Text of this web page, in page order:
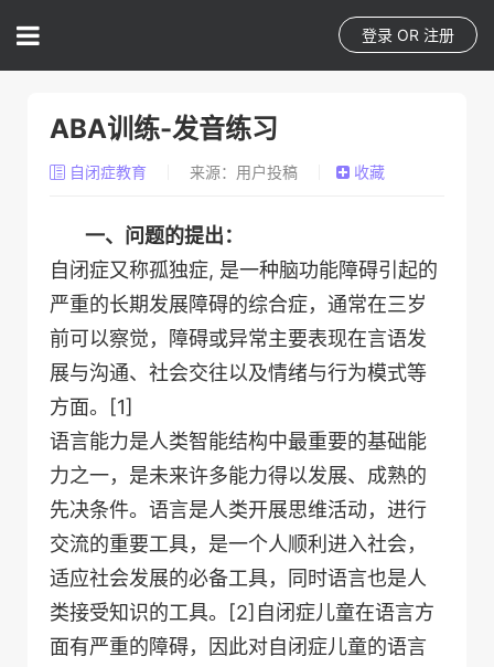
登录 OR 注册
ABA训练-发音练习
自闭症教育 来源：用户投稿 收藏
一、问题的提出：
自闭症又称孤独症, 是一种脑功能障碍引起的
严重的长期发展障碍的综合症，通常在三岁
前可以察觉，障碍或异常主要表现在言语发
展与沟通、社会交往以及情绪与行为模式等
方面。[1]
语言能力是人类智能结构中最重要的基础能
力之一，是未来许多能力得以发展、成熟的
先决条件。语言是人类开展思维活动，进行
交流的重要工具，是一个人顺利进入社会，
适应社会发展的必备工具，同时语言也是人
类接受知识的工具。[2]自闭症儿童在语言方
面有严重的障碍，因此对自闭症儿童的语言